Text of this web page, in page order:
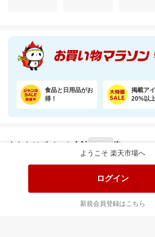
ようこそ 楽天市場へ
ログイン
新規会員登録はこちら
食品と日用品がお
得！
掲載ア
20%以
あなたはポイント 合計 倍